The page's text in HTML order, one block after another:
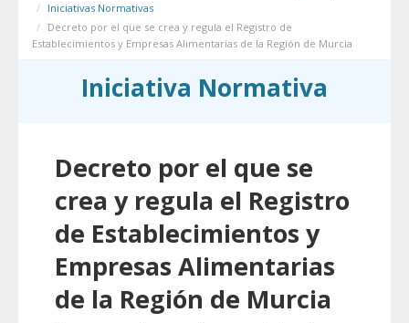
Iniciativas Normativas
Decreto por el que se crea y regula el Registro de
Establecimientos y Empresas Alimentarias de la Región de Murcia
Iniciativa Normativa
Decreto por el que se
crea y regula el Registro
de Establecimientos y
Empresas Alimentarias
de la Región de Murcia